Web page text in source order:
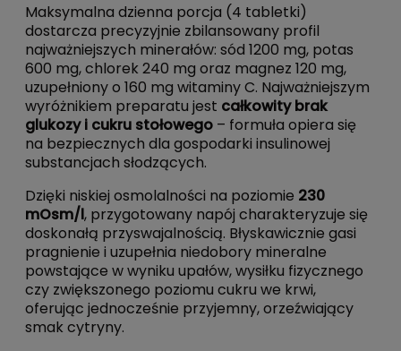
Maksymalna dzienna porcja (4 tabletki)
dostarcza precyzyjnie zbilansowany profil
najważniejszych minerałów: sód 1200 mg, potas
600 mg, chlorek 240 mg oraz magnez 120 mg,
uzupełniony o 160 mg witaminy C. Najważniejszym
wyróżnikiem preparatu jest całkowity brak
glukozy i cukru stołowego – formuła opiera się
na bezpiecznych dla gospodarki insulinowej
substancjach słodzących.
Dzięki niskiej osmolalności na poziomie 230
mOsm/l, przygotowany napój charakteryzuje się
doskonałą przyswajalnością. Błyskawicznie gasi
pragnienie i uzupełnia niedobory mineralne
powstające w wyniku upałów, wysiłku fizycznego
czy zwiększonego poziomu cukru we krwi,
oferując jednocześnie przyjemny, orzeźwiający
smak cytryny.